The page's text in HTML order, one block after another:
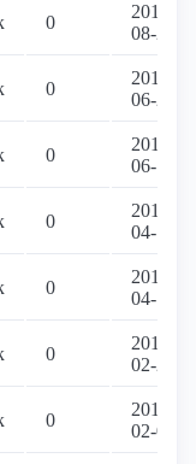
0
2018-
08-23
0
2018-
06-29
0
2018-
06-13
0
2018-
04-14
0
2018-
04-14
0
2018-
02-27
0
2018-
02-04